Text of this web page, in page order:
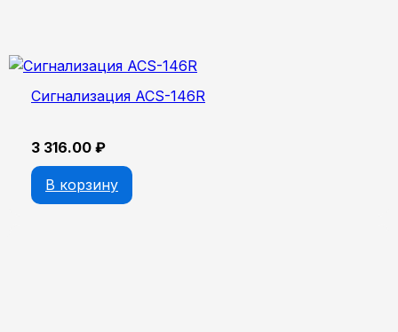
Сигнализация ACS-146R
3 316.00 ₽
В корзину